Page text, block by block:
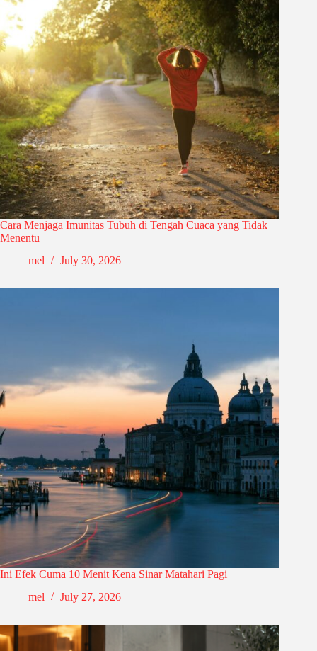
Cara Menjaga Imunitas Tubuh di Tengah Cuaca yang Tidak
Menentu
mel
July 30, 2026
Ini Efek Cuma 10 Menit Kena Sinar Matahari Pagi
mel
July 27, 2026